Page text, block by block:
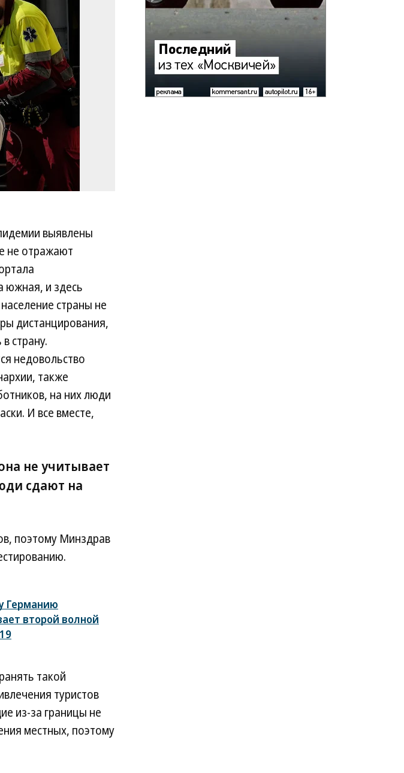
Medina,
выявлены
не отражают
южная, и здесь
страны не
дистанцирования,
страну.
недовольство
также
на них люди
И все вместе,
не учитывает
сдают на
поэтому Минздрав
Германию
второй волной
такой
туристов
из-за границы не
местных, поэтому